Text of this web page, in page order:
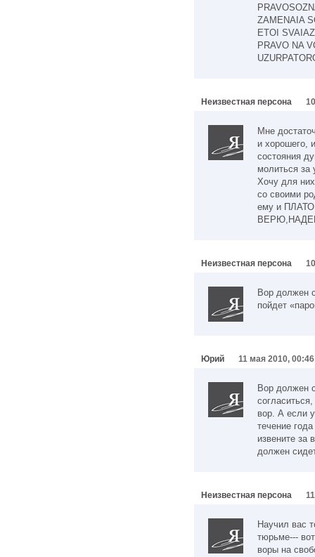
ZAMENAIA
ETOI
PRAVO NA
Неизвестная персона
Мне
и хорошего,
состояния
молиться
Хочу для
со своими
ему и
Неизвестная персона
Вор должен
пойдет
Юрий 11 мая 2010, 00:46
Вор должен
вор. А если
течение
извените за
должен
Неизвестная персона
Научил вас
тюрьме---
воры на